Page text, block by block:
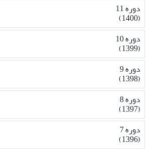
دوره 11
(1400)
دوره 10
(1399)
دوره 9
(1398)
دوره 8
(1397)
دوره 7
(1396)